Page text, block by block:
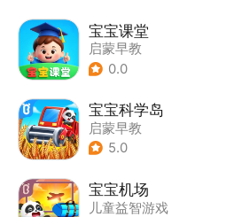
宝宝课堂
启蒙早教
0.0
宝宝科学岛
启蒙早教
5.0
宝宝机场
儿童益智游戏